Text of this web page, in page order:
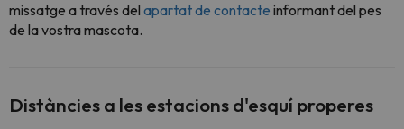
missatge a través del apartat de contacte informant del pes
de la vostra mascota.
Distàncies a les estacions d'esquí properes